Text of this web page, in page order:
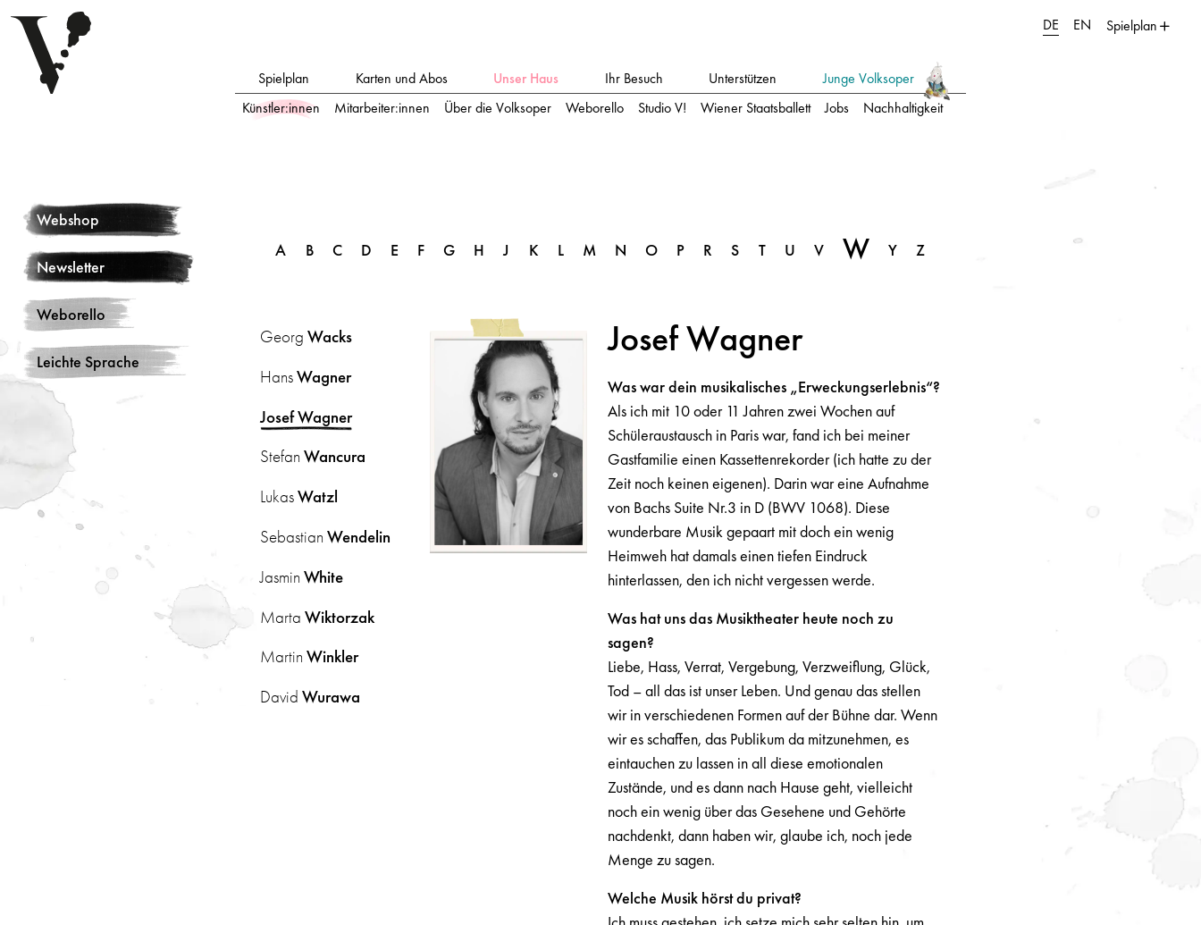
Spielplan Karten und Abos
Unser Haus
Künstler:innen
Mitarbeiter:innen Über die Volksoper Weborello Studio V! Wiener Staatsballett Jobs Nachhaltigkeit
Ihr Besuch Unterstützen Junge Volksoper
DE EN Spielplan
Webshop
Newsletter
Weborello
Leichte Sprache
Josef Wagner
Was war dein musikalisches „Erweckungserlebnis“?
Als ich mit 10 oder 11 Jahren zwei Wochen auf
Schüleraustausch in Paris war, fand ich bei meiner
Gastfamilie einen Kassettenrekorder (ich hatte zu der
Zeit noch keinen eigenen). Darin war eine Aufnahme
von Bachs Suite Nr.3 in D (BWV 1068). Diese
wunderbare Musik gepaart mit doch ein wenig
Heimweh hat damals einen tiefen Eindruck
hinterlassen, den ich nicht vergessen werde.
Was hat uns das Musiktheater heute noch zu
sagen?
Liebe, Hass, Verrat, Vergebung, Verzweiflung, Glück,
Tod – all das ist unser Leben. Und genau das stellen
wir in verschiedenen Formen auf der Bühne dar. Wenn
wir es schaffen, das Publikum da mitzunehmen, es
eintauchen zu lassen in all diese emotionalen
Zustände, und es dann nach Hause geht, vielleicht
noch ein wenig über das Gesehene und Gehörte
nachdenkt, dann haben wir, glaube ich, noch jede
Menge zu sagen.
Welche Musik hörst du privat?
A B C D E F G H J K L M N O P R S T U V W Y Z
GeorgWacks
HansWagner
JosefWagner
StefanWancura
LukasWatzl
SebastianWendelin
JasminWhite
MartaWiktorzak
MartinWinkler
DavidWurawa